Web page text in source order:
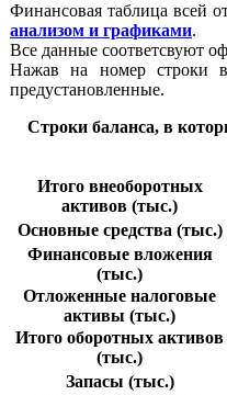
Финансовая таблица всей
анализом и графиками.
Все данные соответсвуют
Нажав на номер строки
предустановленные.
Строки баланса, в
Итого внеоборотных
активов (тыс.)
Основные средства (тыс.)
Финансовые вложения
(тыс.)
Отложенные налоговые
активы (тыс.)
Итого оборотных активов
(тыс.)
Запасы (тыс.)